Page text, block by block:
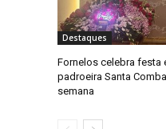
Destaques
Fornelos celebra festa
padroeira Santa
semana